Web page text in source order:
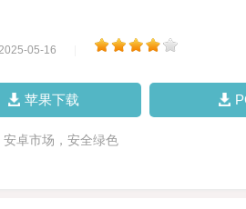
05-16
苹果下载
安卓市场，安全绿色